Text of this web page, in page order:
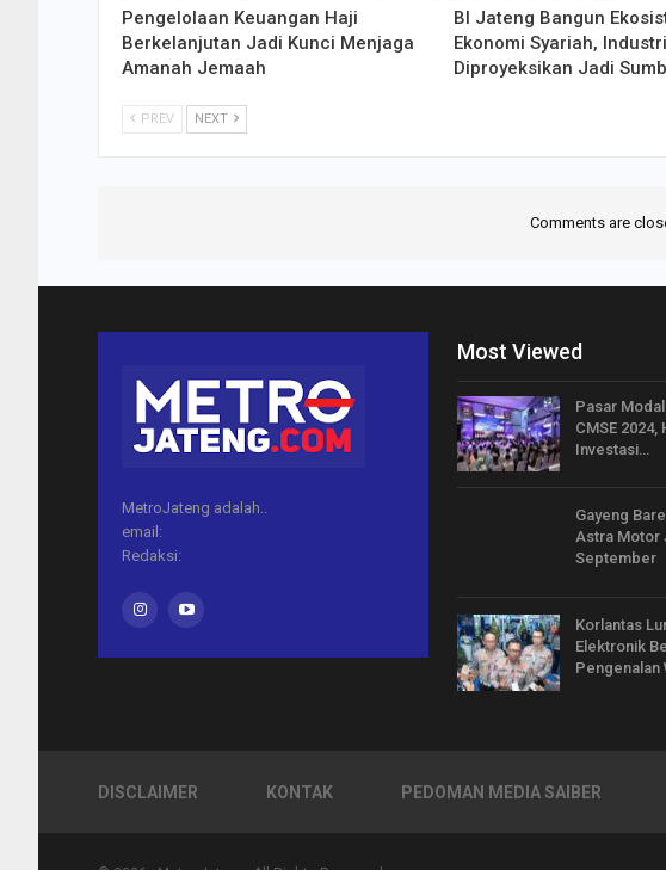
Pengelolaan Keuangan Haji
Berkelanjutan Jadi Kunci Menjaga
Amanah Jemaah
BI Jateng Bangun
Ekonomi Syariah,
Diproyeksikan Jadi
PREV NEXT
Comments are
MetroJateng adalah..
email:
Redaksi:
Most Viewed
Pasar
CMSE
Investasi…
Gayeng
Astra Motor
September
Korlantas
Elektronik
Pengenalan
DISCLAIMER KONTAK PEDOMAN MEDIA SAIBER